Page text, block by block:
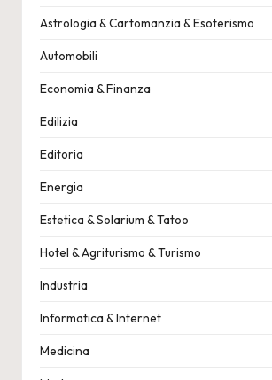
Astrologia & Cartomanzia & Esoterismo
Automobili
Economia & Finanza
Edilizia
Editoria
Energia
Estetica & Solarium & Tatoo
Hotel & Agriturismo & Turismo
Industria
Informatica & Internet
Medicina